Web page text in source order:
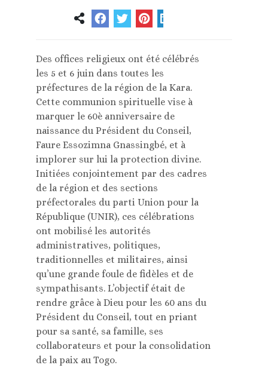
Des offices religieux ont été célébrés
les 5 et 6 juin dans toutes les
préfectures de la région de la Kara.
Cette communion spirituelle vise à
marquer le 60è anniversaire de
naissance du Président du Conseil,
Faure Essozimna Gnassingbé, et à
implorer sur lui la protection divine.
Initiées conjointement par des cadres
de la région et des sections
préfectorales du parti Union pour la
République (UNIR), ces célébrations
ont mobilisé les autorités
administratives, politiques,
traditionnelles et militaires, ainsi
qu’une grande foule de fidèles et de
sympathisants. L’objectif était de
rendre grâce à Dieu pour les 60 ans du
Président du Conseil, tout en priant
pour sa santé, sa famille, ses
collaborateurs et pour la consolidation
de la paix au Togo.